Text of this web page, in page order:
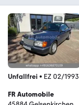
Unfallfrei • EZ 02/1993
FR Automobile